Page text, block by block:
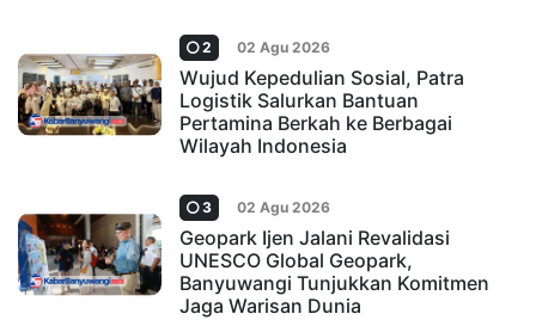
2 02 Agu 2026
Wujud Kepedulian Sosial, Patra
Logistik Salurkan Bantuan
Pertamina Berkah ke Berbagai
Wilayah Indonesia
3 02 Agu 2026
Geopark Ijen Jalani Revalidasi
UNESCO Global Geopark,
Banyuwangi Tunjukkan Komitmen
Jaga Warisan Dunia